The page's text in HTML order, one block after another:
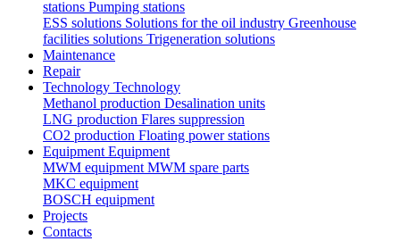
stations Pumping stations
ESS solutions Solutions for the oil industry Greenhouse
facilities solutions Trigeneration solutions
Maintenance
Repair
Technology Technology
Methanol production Desalination units
LNG production Flares suppression
СО2 production Floating power stations
EquipmentEquipment
MWM equipmentMWM spare parts
MKC equipment
BOSCH equipment
Projects
Contacts